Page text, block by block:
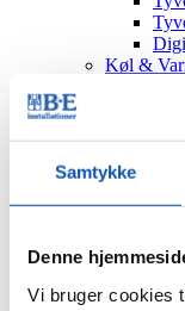
Samtykke
Denne
Vi bruger cookies
Køl &
Nyheder
Sørvad